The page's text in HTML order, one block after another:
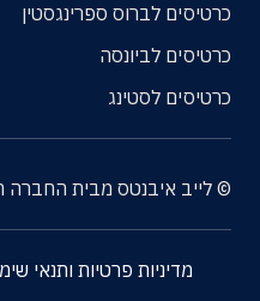
כרטיסים לברוס ספרינגסטין
כרטיסים לביונסה
כרטיסים לסטינג
© לייב איבנטס מבית החברה
מדיניות פרטיות ותנאי